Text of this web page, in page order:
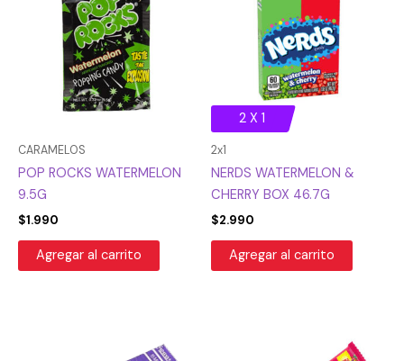
CARAMELOS
POP ROCKS WATERMELON
9.5G
$1.990
Agregar al carrito
2 X 1
2x1
NERDS WATERMELON &
CHERRY BOX 46.7G
$2.990
Agregar al carrito